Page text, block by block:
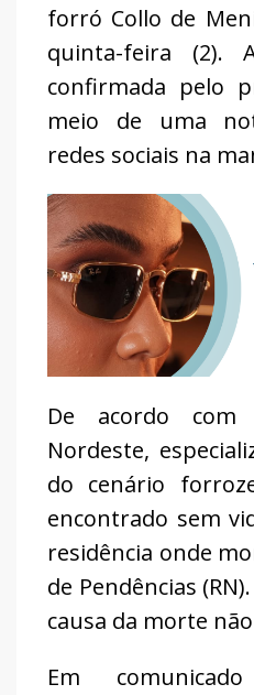
forró Collo de
quinta-feira (2).
confirmada pelo
meio de uma
redes sociais na
De acordo
Nordeste,
do cenário
encontrado sem
residência onde
de Pendências
causa da morte
Em